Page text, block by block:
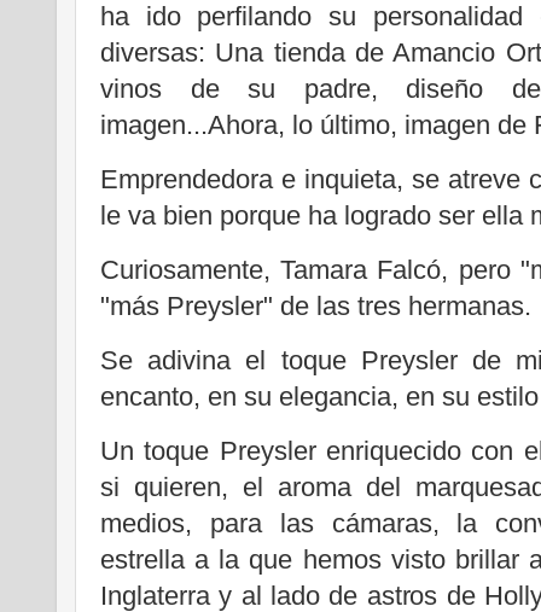
ha ido perfilando su
diversas: Una tienda de Amancio
vinos de su padre, diseño
imagen...Ahora, lo último, imagen de
Emprendedora e inquieta, se atreve
le va bien porque ha logrado ser ella
Curiosamente, Tamara Falcó, pero
"más Preysler" de las tres hermanas.
Se adivina el toque Preysler de
encanto, en su elegancia, en su
Un toque Preysler enriquecido con
si quieren, el aroma del
medios, para las cámaras, la
estrella a la que hemos visto brillar
Inglaterra y al lado de astros de